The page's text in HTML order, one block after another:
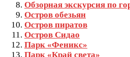
Обзорная экскурсия по
Остров обезьян
Остров пиратов
Остров Сидао
Парк «Феникс»
Парк «Край света»